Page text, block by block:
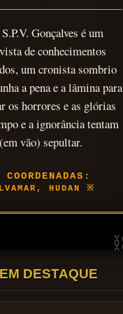
Gonçalves é um
de conhecimentos
um cronista sombrio
a pena e a lâmina para
os horrores e as glórias
e a ignorância tentam
(em vão) sepultar.
HUDAN
DESTAQUE